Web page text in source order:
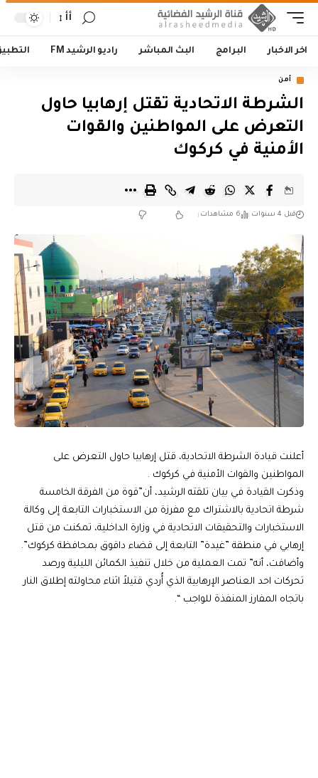
أأ
اخر الاخبار البرامج البث المباشر راديو الرشيد FM
أمن
الشرطة الاتحادية تقتل إرهابيا حاول
التعرض على المواطنين والقوات
الأمنية في كركوك
قبل 4 سنوات 6 مشاهدات
أعلنت قيادة الشرطة الاتحادية، قتل إرهابيا حاول التعرض على
المواطنين والقوات الأمنية في كركوك .‏
‎وذكرت القيادة في بيان تلقته الرشيد، أن”قوة من الفرقة الخامسة
شرطة اتحادية بالاشتراك مع مفرزة من ‏الاستخبارات التابعة إلى وكالة
الاستخبارات والتحقيقات الاتحادية في وزارة الداخلية، تمكنت من قتل
إرهابي في منطقة ‏‏”غيدة” التابعة إلى قضاء داقوق بمحافظة كركوك”.
وأضافت، أنه” تمت العملية من خلال تنفيذ ‏الكمائن الليلية ورصد
تحركات احد العناصر الإرهابية الذي أُردي قتيلاً اثناء محاولته إطلاق النار
باتجاه المفارز المنفذة للواجب “.